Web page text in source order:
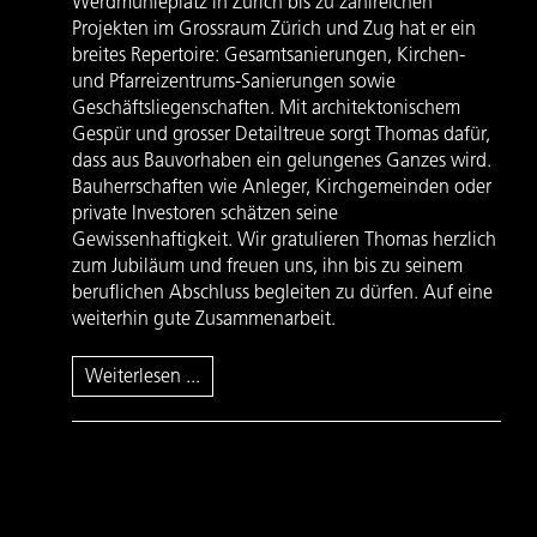
Projekten im Grossraum Zürich und Zug hat er ein
breites Repertoire: Gesamtsanierungen, Kirchen-
und Pfarreizentrums-Sanierungen sowie
Geschäftsliegenschaften. Mit architektonischem
Gespür und grosser Detailtreue sorgt Thomas dafür,
dass aus Bauvorhaben ein gelungenes Ganzes wird.
Bauherrschaften wie Anleger, Kirchgemeinden oder
private Investoren schätzen seine
Gewissenhaftigkeit. Wir gratulieren Thomas herzlich
zum Jubiläum und freuen uns, ihn bis zu seinem
beruflichen Abschluss begleiten zu dürfen. Auf eine
weiterhin gute Zusammenarbeit.
Weiterlesen ...